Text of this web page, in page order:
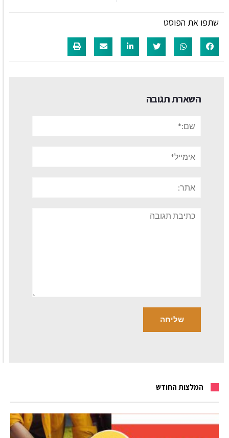
שתפו את הפוסט
השארת תגובה
תגובה
המלצות החודש